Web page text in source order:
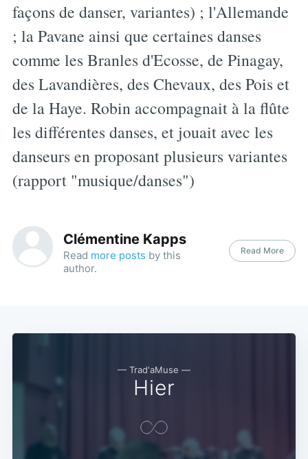
façons de danser, variantes) ; l'Allemande
; la Pavane ainsi que certaines danses
comme les Branles d'Ecosse, de Pinagay,
des Lavandières, des Chevaux, des Pois et
de la Haye. Robin accompagnait à la flûte
les différentes danses, et jouait avec les
danseurs en proposant plusieurs variantes
(rapport "musique/danses")
Clémentine Kapps
Read more posts by this
author.
Read More
— Trad'aMuse —
Hier